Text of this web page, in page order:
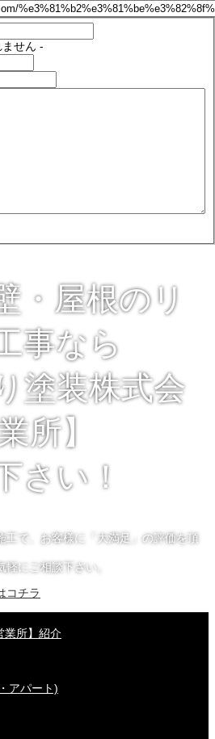
せん -
・屋根のリ
事なら
塗装株式会
所】
さい！
工で、お客様に「大満足」の評価を頂
にご相談下さい。
コチラ
業所】紹介
アパート)